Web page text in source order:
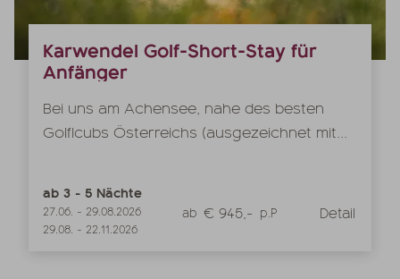
Karwendel Golf-Short-Stay für
Anfänger
Bei uns am Achensee, nahe des besten
Golflcubs Österreichs (ausgezeichnet mit...
ab 3 - 5 Nächte
27.06. - 29.08.2026
29.08. - 22.11.2026
ab € 945,- p.P Detail